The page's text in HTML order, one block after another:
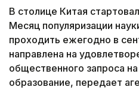
В столице Китая
Месяц популяризации
проходить ежегодно в
направлена на
общественного запроса
образование, передает